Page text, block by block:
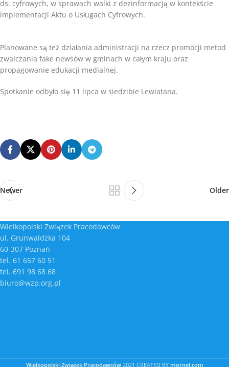
ds. cyfrowych, w sprawach walki z dezinformacją w kontekście
implementacji Aktu o Usługach Cyfrowych.
Planowane są też działania administracji na rzecz promocji metod
zwalczania fake newsów w gminach w całym kraju oraz
propagowanie edukacji medialnej.
Spotkanie odbyło się 11 lipca w siedzibie Lewiatana.
Newer Older
Wielkopolski Związek Pracodawców
ul. Grunwaldzka 104
60-307 Poznań
tel. 61 657 60 51
tel. 691 98 68 68
biuro@wzp.org.pl
Wielkopolski Związek Pracodawców 2021 CREATED BY mornel.com